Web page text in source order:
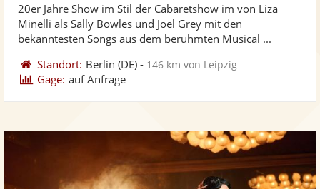
20er Jahre Show im Stil der Cabaretshow im von Liza
Minelli als Sally Bowles und Joel Grey mit den
bekanntesten Songs aus dem berühmten Musical ...
Standort: Berlin (DE) - 146 km von Leipzig
Gage: auf Anfrage